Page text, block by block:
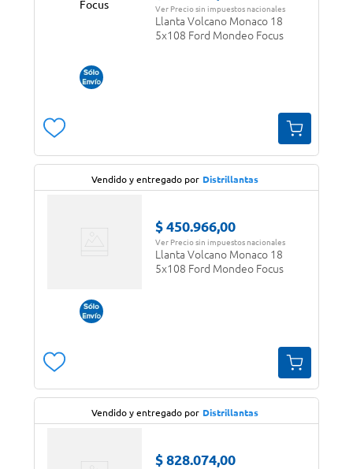
Ver Precio sin impuestos nacionales
Llanta Volcano Monaco 18
5x108 Ford Mondeo Focus
Vendido y entregado por Distrillantas
$ 450.966,00
Ver Precio sin impuestos nacionales
Llanta Volcano Monaco 18
5x108 Ford Mondeo Focus
Vendido y entregado por Distrillantas
$ 828.074,00